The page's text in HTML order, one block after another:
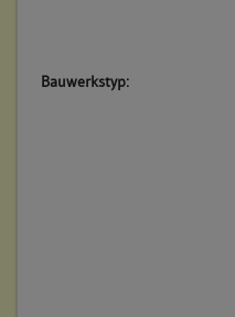
Der Obere Turm wird neu
Wachturm, oben in der
Bauwerkstyp: